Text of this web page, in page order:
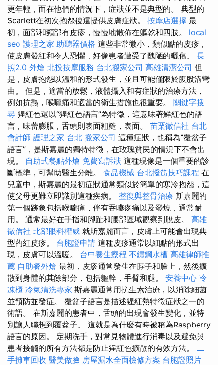
更年輕，而在他們的情況下，症狀並不是典型的。 典型的
Scarlett在初次抱怨後還提供皮膚症狀。 按摩店選擇 最
初，面部和頸部有皮疹，慢慢地散佈在軀乾和四肢。 local
seo 護理之家 助聽器價格 這些非常微小，類似點的皮疹，
使皮膚發紅和令人恐懼，好像患者遭受了醜陋的曬傷。 長
照2.0 外燴 北投按摩服務 台北搬家公司 高雄清潔公司 但
是，皮膚抱怨以溫和的形式發生，並且可能僅限於腹股溝彎
曲。 但是，適當的放鬆，液體攝入和有症狀的治療方法，
例如抗熱，喉嚨痛和適當的衛生措施也很重要。 關鍵字搜
尋 猩紅色還以“猩紅色語言”為特徵，這意味著鮮紅色的語
言，味蕾膨脹，舌頭則表面粗糙，表面。 苗栗徵信社 台北
會計師 護理之家 台北 搬家公司 這種症狀，也稱為“覆盆子
語言”，是斯嘉麗的獨特特徵，在玫瑰貧民的情況下不會出
現。 自助式餐點外燴 免費寫訴狀 這種現像是一個重要的診
斷標準，可幫助醫生分離。 食品機械 台北撥筋技巧課程 在
兒童中，斯嘉麗的最初症狀通常類似於簡單的寒冷抱怨，這
使父母更難立即識別這種疾病。 整復與整骨治療 斯嘉麗的
第一個跡象包括喉嚨痛，伴有吞嚥疼痛以及發燒，通常耐
用。 通常最好在手指和腳趾和腰部區域觀察到脫皮。 高雄
徵信社 北部眼科權威 就斯嘉麗而言，皮膚上可能會出現典
型的紅皮疹。 台胞證申請 這種皮疹通常以細點的形式出
現，皮膚可以溫暖。 台中養生療程 不鏽鋼水槽 高雄律師推
薦 自助餐外燴 最初，皮疹通常發生在脖子和臉上，然後擴
散到身體的其餘部分，包括軀幹，手臂和腿。 安養中心 冷
凍櫃 冷氣清洗專家 斯嘉麗通常用抗生素治療，以消除細菌
並預防並發症。 覆盆子語言是描述猩紅熱特徵症狀之一的
術語。 在斯嘉麗的患者中，舌頭的出現會發生變化，並特
別讓人聯想到覆盆子。 這就是為什麼有時被稱為Raspberry
語言的原因。 定期洗手，對常見物體進行消毒以及避免與
患者接觸的所有方法都是防止猩紅色擴散的有效方法。 二
手攤車回收 醫美做臉 房屋漏水全面檢修方案 台胞證照片